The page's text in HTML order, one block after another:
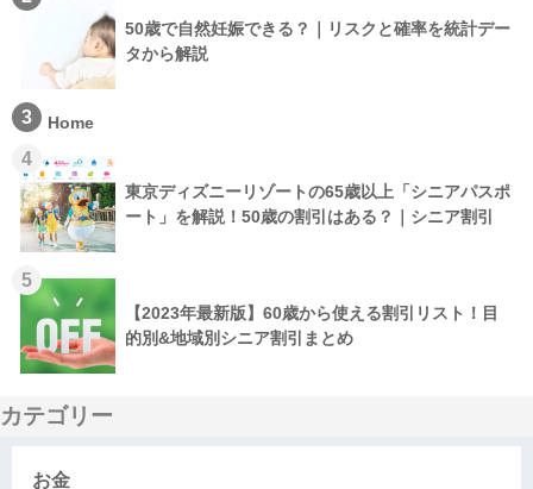
50歳で自然妊娠できる？｜リスクと確率を統計デー
タから解説
3 Home
4
東京ディズニーリゾートの65歳以上「シニアパスポ
ート」を解説！50歳の割引はある？｜シニア割引
5
【2023年最新版】60歳から使える割引リスト！目
的別&地域別シニア割引まとめ
カテゴリー
お金